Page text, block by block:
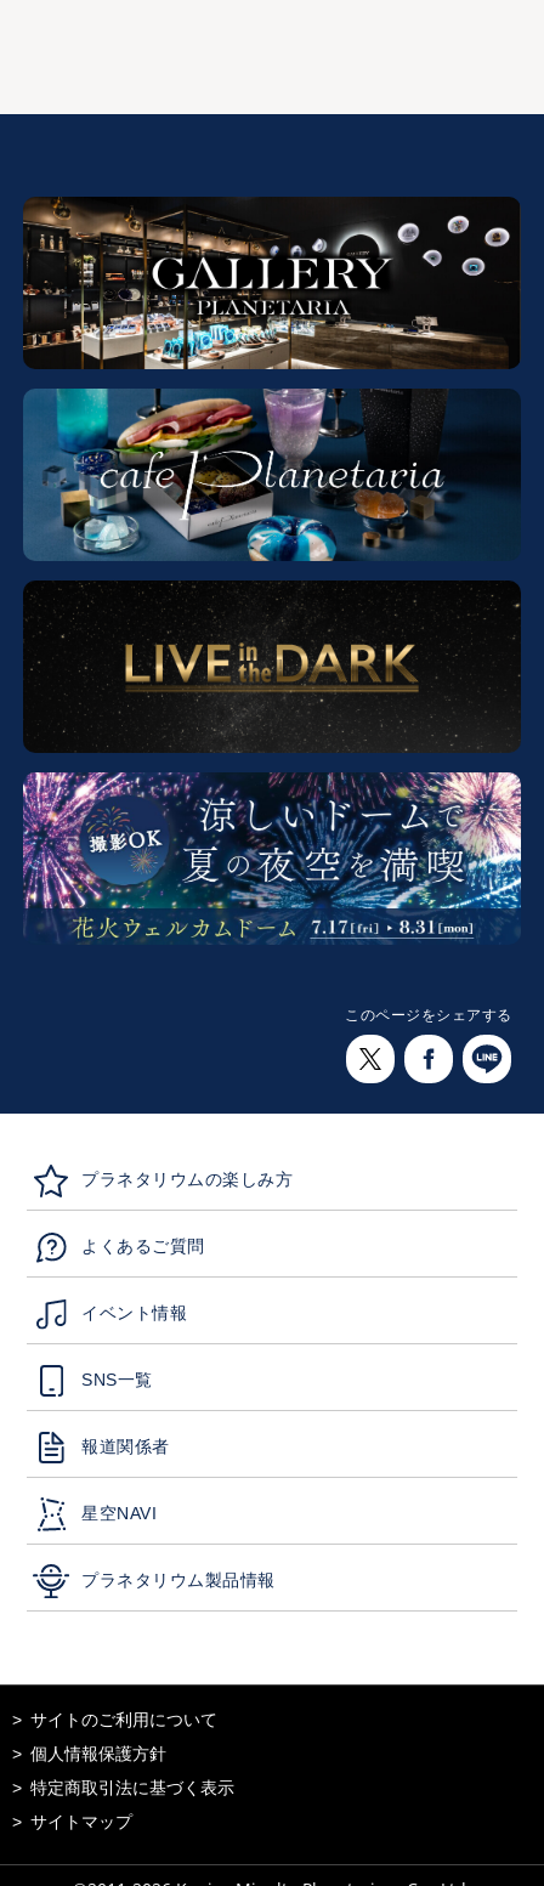
このページをシェアする
プラネタリウムの楽しみ方
よくあるご質問
イベント情報
SNS一覧
報道関係者
星空NAVI
プラネタリウム製品情報
サイトのご利用について
個人情報保護方針
特定商取引法に基づく表示
サイトマップ